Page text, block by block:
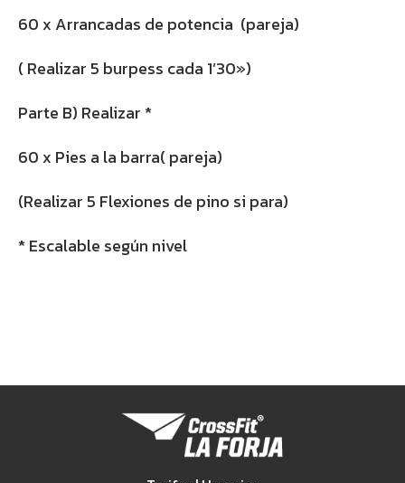
60 x Arrancadas de potencia (pareja)
( Realizar 5 burpess cada 1’30»)
Parte B) Realizar *
60 x Pies a la barra( pareja)
(Realizar 5 Flexiones de pino si para)
* Escalable según nivel